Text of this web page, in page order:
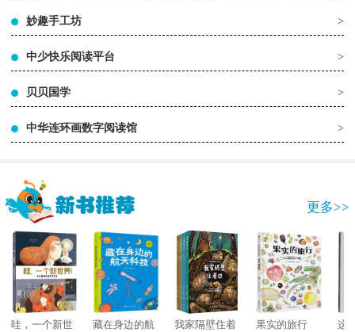
妙趣手工坊 >
中少快乐阅读平台 >
贝贝国学 >
中华连环画数字阅读馆 >
更多>>
哇，一个新世
藏在身边的航
我家隔壁住着
果实的旅行
这